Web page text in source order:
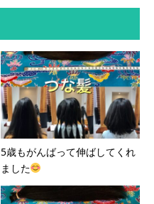
5歳もがんばって伸ばしてくれ
ました